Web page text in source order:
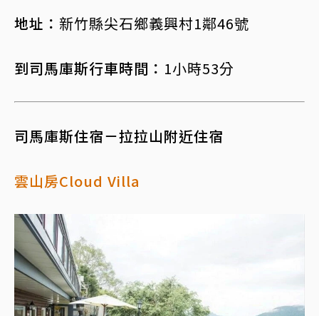
地址： 新竹縣尖石鄉義興村1鄰46號
到司馬庫斯行車時間： 1小時53分
司馬庫斯住宿－拉拉山附近住宿
雲山房Cloud Villa